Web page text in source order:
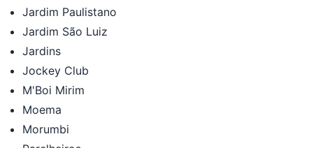
Jardim Paulistano
Jardim São Luiz
Jardins
Jockey Club
M'Boi Mirim
Moema
Morumbi